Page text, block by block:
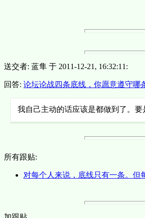
送交者: 蓝隼 于 2011-12-21, 16:32:11:
回答: 论坛论战四条底线，你愿意遵守哪
我自己主动的话应该是都做到了。
所有跟贴:
对每个人来说，底线只有一条。但